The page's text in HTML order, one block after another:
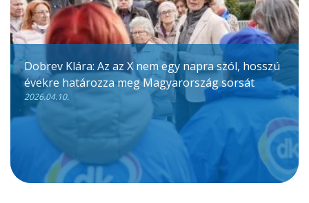
Dobrev Klára: Az az X nem egy napra szól, hosszú
évekre határozza meg Magyarország sorsát
2026.04.10.